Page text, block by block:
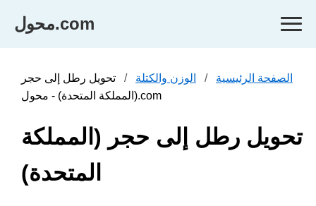
محول.com
الصفحة الرئيسية الوزن والكتلة
تحويل رطل إلى حجر
(المملكة المتحدة) - محول.com
تحويل رطل إلى حجر (المملكة
المتحدة)